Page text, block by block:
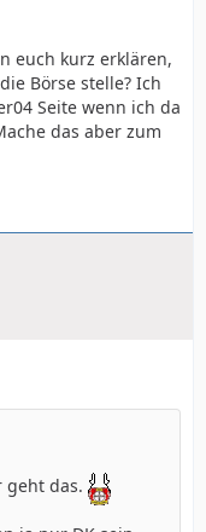
euch kurz erklären,
Börse stelle? Ich
Seite wenn ich da
das aber zum
geht das.